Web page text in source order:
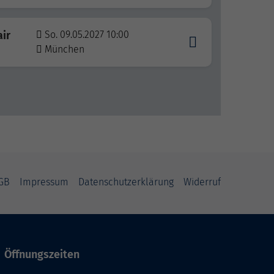
So. 09.05.2027 10:00
München
Impressum Datenschutzerklärung Widerruf
Öffnungszeiten